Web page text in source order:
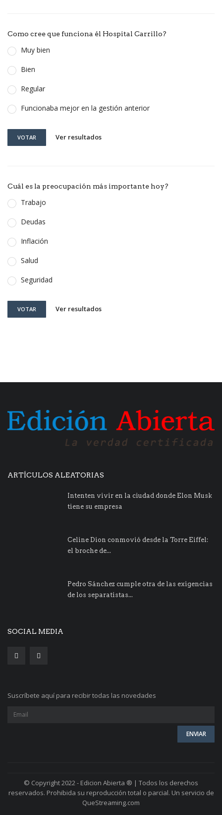
Como cree que funciona él Hospital Carrillo?
Muy bien
Bien
Regular
Funcionaba mejor en la gestión anterior
VOTAR Ver resultados
Cuál es la preocupación más importante hoy?
Trabajo
Deudas
Inflación
Salud
Seguridad
VOTAR Ver resultados
ARTÍCULOS ALEATORIAS
Intenten vivir en la ciudad donde Elon Musk
tiene su empresa
Celine Dion conmovió desde la Torre Eiffel:
el broche de...
Pedro Sánchez cumple otra de las exigencias
de los separatistas...
SOCIAL MEDIA
Suscríbete aquí para recibir todas las novedades
© Copyright 2022 - Edicion Abierta ® | Todos los derechos
reservados. Prohibida su reproducción total o parcial. Un servicio de
QueStreaming.com